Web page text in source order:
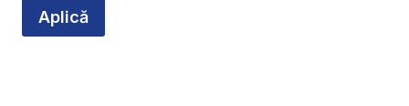
Aplică